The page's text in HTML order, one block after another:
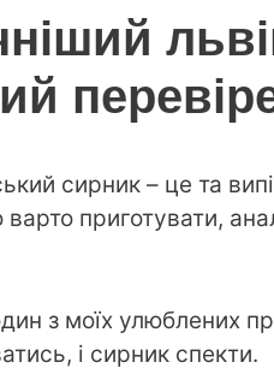
сирник – це та
варто приготувати,
з моїх улюблених
і сирник спекти.